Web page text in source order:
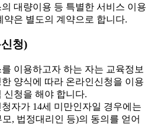
대량이용 등 특별한 서비스 이용
약은 별도의 계약으로 합니다.
청)
이용하고자 하는 자는 교육정보
양식에 따라 온라인신청을 이용
신청을 해야 합니다.
자가 14세 미만인자일 경우에는
, 법정대리인 등)의 동의를 얻어